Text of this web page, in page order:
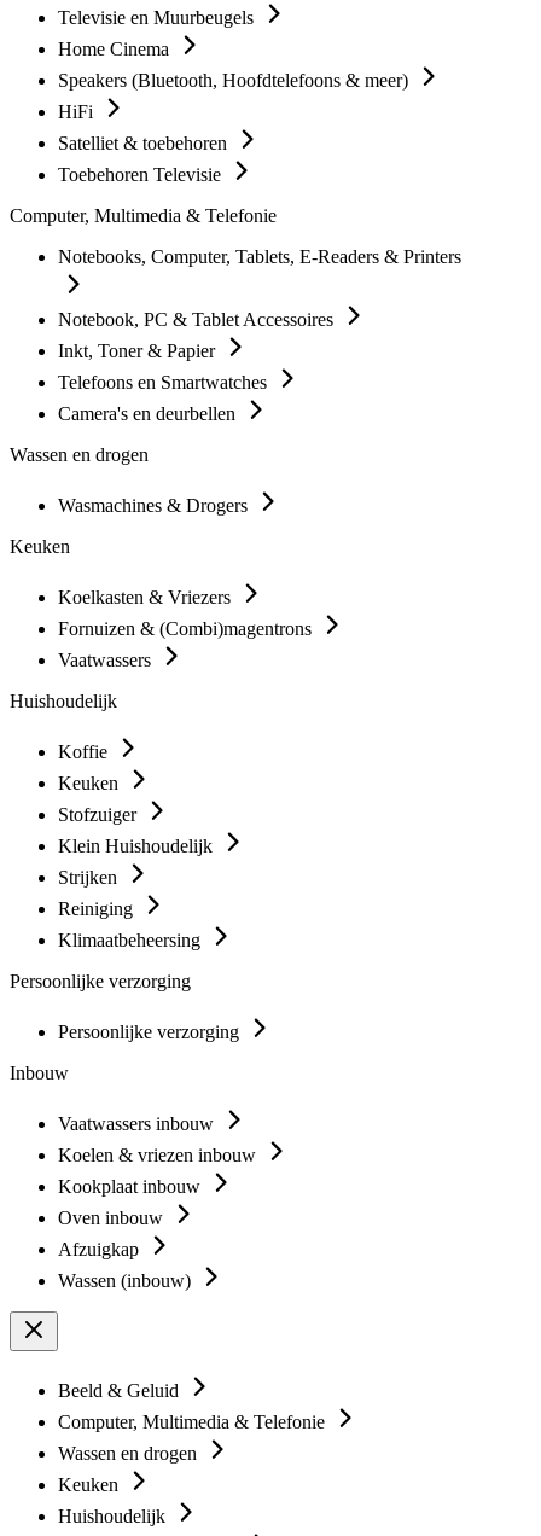
Televisie en Muurbeugels
Home Cinema
Speakers (Bluetooth, Hoofdtelefoons & meer)
HiFi
Satelliet & toebehoren
Toebehoren Televisie
Computer, Multimedia & Telefonie
Notebooks, Computer, Tablets, E-Readers & Printers
Notebook, PC & Tablet Accessoires
Inkt, Toner & Papier
Telefoons en Smartwatches
Camera's en deurbellen
Wassen en drogen
Wasmachines & Drogers
Keuken
Koelkasten & Vriezers
Fornuizen & (Combi)magentrons
Vaatwassers
Huishoudelijk
Koffie
Keuken
Stofzuiger
Klein Huishoudelijk
Strijken
Reiniging
Klimaatbeheersing
Persoonlijke verzorging
Persoonlijke verzorging
Inbouw
Vaatwassers inbouw
Koelen & vriezen inbouw
Kookplaat inbouw
Oven inbouw
Afzuigkap
Wassen (inbouw)
Beeld & Geluid
Computer, Multimedia & Telefonie
Wassen en drogen
Keuken
Huishoudelijk